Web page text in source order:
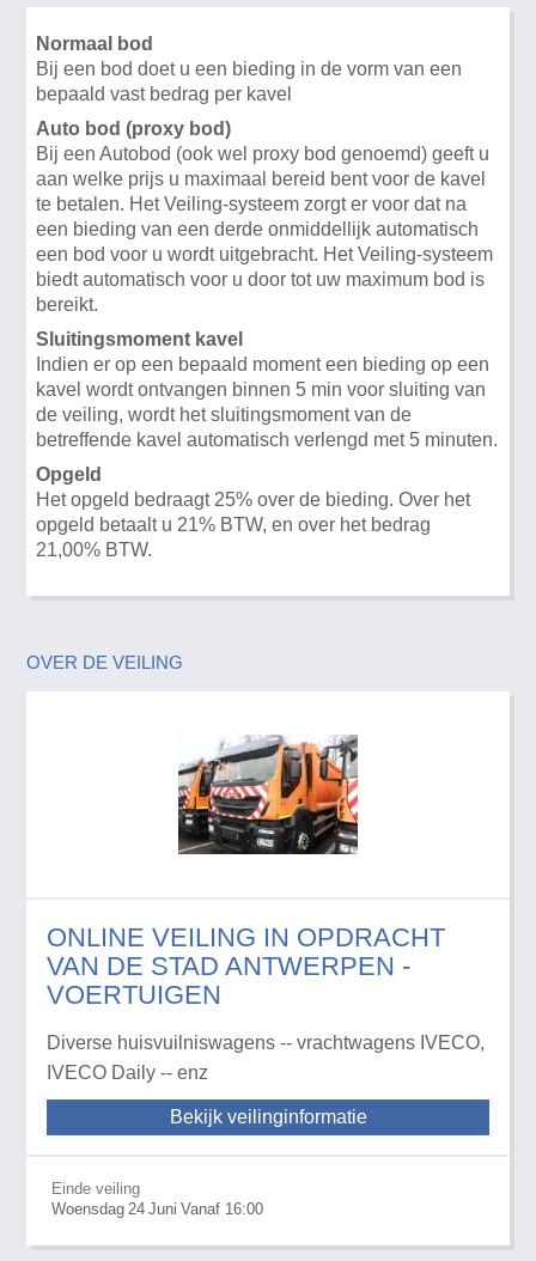
Normaal bod
Bij een bod doet u een bieding in de vorm van een
bepaald vast bedrag per kavel
Auto bod (proxy bod)
Bij een Autobod (ook wel proxy bod genoemd) geeft u
aan welke prijs u maximaal bereid bent voor de kavel
te betalen. Het Veiling-systeem zorgt er voor dat na
een bieding van een derde onmiddellijk automatisch
een bod voor u wordt uitgebracht. Het Veiling-systeem
biedt automatisch voor u door tot uw maximum bod is
bereikt.
Sluitingsmoment kavel
Indien er op een bepaald moment een bieding op een
kavel wordt ontvangen binnen 5 min voor sluiting van
de veiling, wordt het sluitingsmoment van de
betreffende kavel automatisch verlengd met 5 minuten.
Opgeld
Het opgeld bedraagt 25% over de bieding. Over het
opgeld betaalt u 21% BTW, en over het bedrag
21,00% BTW.
OVER DE VEILING
ONLINE VEILING IN OPDRACHT
VAN DE STAD ANTWERPEN -
VOERTUIGEN
Diverse huisvuilniswagens -- vrachtwagens IVECO,
IVECO Daily -- enz
Bekijk veilinginformatie
Einde veiling
Woensdag 24 Juni Vanaf 16:00